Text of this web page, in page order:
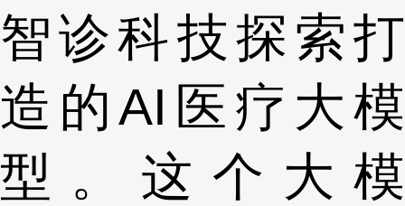
智诊科技探索打
造的AI医疗大模
型。这个大模